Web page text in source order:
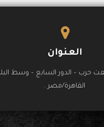
العنوان
حرب – الدور السابع – وسط
القاهرة/مصر .